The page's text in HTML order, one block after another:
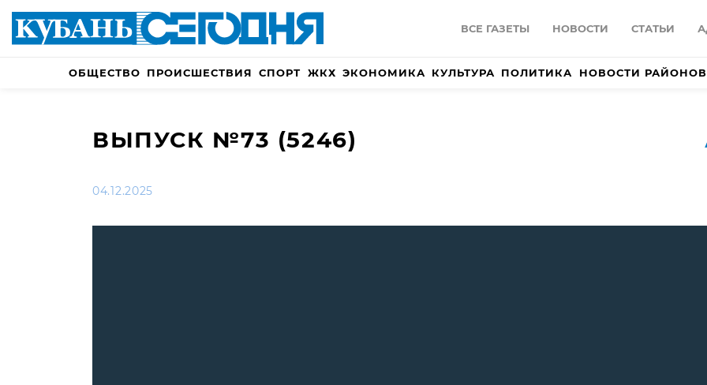
ВСЕ ГАЗЕТЫ НОВОСТИ СТАТЬИ
ОБЩЕСТВО ПРОИСШЕСТВИЯ СПОРТ ЖКХ ЭКОНОМИКА КУЛЬТУРА ПОЛИТИКА НОВОСТИ РАЙОНОВ
ВЫПУСК №73 (5246)
04.12.2025